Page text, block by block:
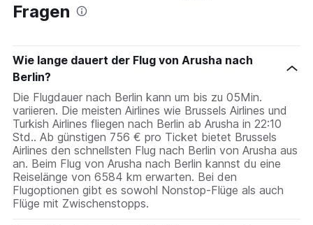
Fragen
Wie lange dauert der Flug von Arusha nach
Berlin?
Die Flugdauer nach Berlin kann um bis zu 05Min.
variieren. Die meisten Airlines wie Brussels Airlines und
Turkish Airlines fliegen nach Berlin ab Arusha in 22:10
Std.. Ab günstigen 756 € pro Ticket bietet Brussels
Airlines den schnellsten Flug nach Berlin von Arusha aus
an. Beim Flug von Arusha nach Berlin kannst du eine
Reiselänge von 6584 km erwarten. Bei den
Flugoptionen gibt es sowohl Nonstop-Flüge als auch
Flüge mit Zwischenstopps.